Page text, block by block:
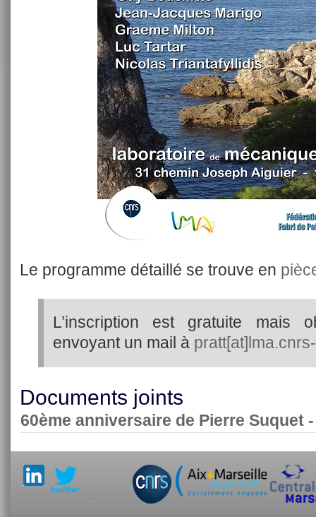
Le programme détaillé se trouve en
L’inscription est gratuite mais
envoyant un mail à
Documents joints
60ème anniversaire de Pierre Suquet
.